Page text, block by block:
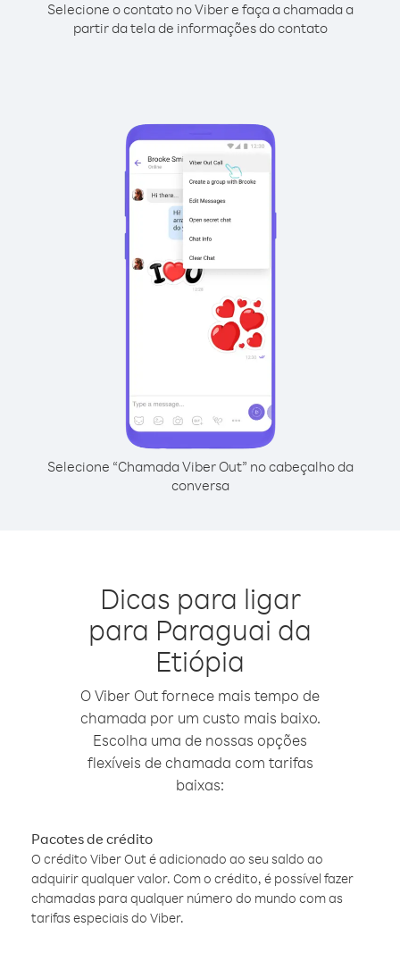
Selecione o contato no Viber e faça a chamada a
partir da tela de informações do contato
Selecione “Chamada Viber Out” no cabeçalho da
conversa
Dicas para ligar
para Paraguai da
Etiópia
O Viber Out fornece mais tempo de
chamada por um custo mais baixo.
Escolha uma de nossas opções
flexíveis de chamada com tarifas
baixas:
Pacotes de crédito
O crédito Viber Out é adicionado ao seu saldo ao
adquirir qualquer valor. Com o crédito, é possível fazer
chamadas para qualquer número do mundo com as
tarifas especiais do Viber.